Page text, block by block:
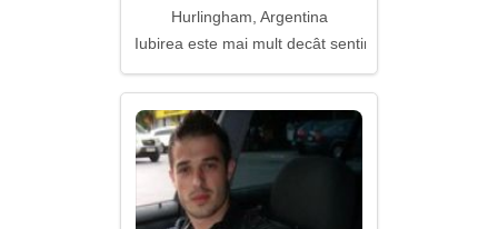
Hurlingham, Argentina
Iubirea este mai mult decât sentimente